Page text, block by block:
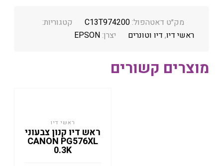
מק״ט דאטהפול:C13T974200
קטגוריות:
ראשי דיו, דיו וטונרים יצרן:EPSON
מוצרים קשורים
ראשי דיו
ראש דיו קנון צבעוני
CANON PG576XL
0.3K